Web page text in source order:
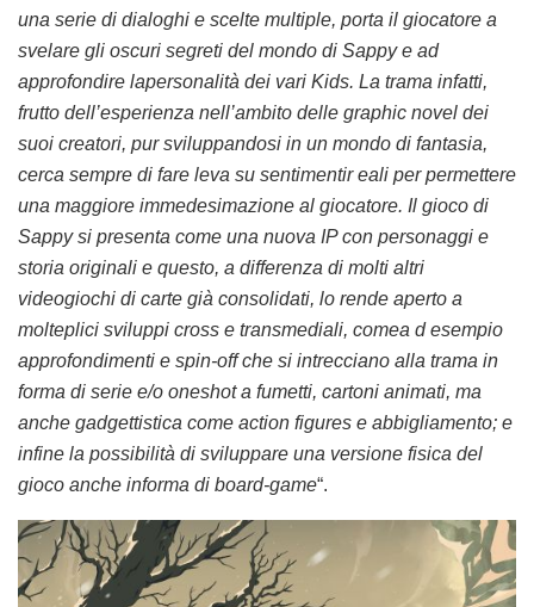
una serie di dialoghi e scelte multiple, porta il giocatore a
svelare gli oscuri segreti del mondo di Sappy e ad
approfondire lapersonalità dei vari Kids. La trama infatti,
frutto dell’esperienza nell’ambito delle graphic novel dei
suoi creatori, pur sviluppandosi in un mondo di fantasia,
cerca sempre di fare leva su sentimentir eali per permettere
una maggiore immedesimazione al giocatore. Il gioco di
Sappy si presenta come una nuova IP con personaggi e
storia originali e questo, a differenza di molti altri
videogiochi di carte già consolidati, lo rende aperto a
molteplici sviluppi cross e transmediali, comea d esempio
approfondimenti e spin-off che si intrecciano alla trama in
forma di serie e/o oneshot a fumetti, cartoni animati, ma
anche gadgettistica come action figures e abbigliamento; e
infine la possibilità di sviluppare una versione fisica del
gioco anche informa di board-game“.